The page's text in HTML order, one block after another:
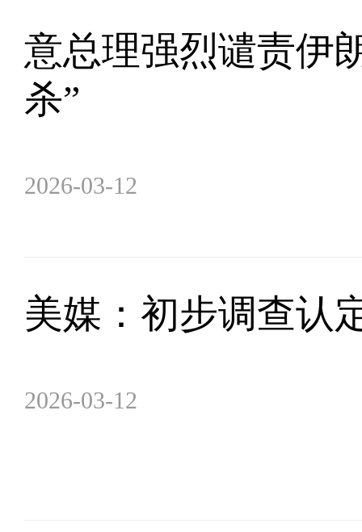
意总理强烈谴责伊
杀”
2026-03-12
美媒：初步调查认
2026-03-12